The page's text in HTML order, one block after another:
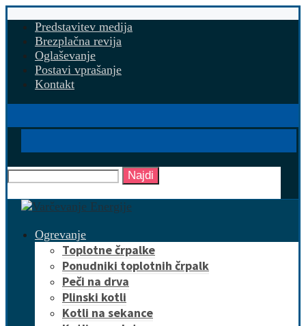
Predstavitev medija
Brezplačna revija
Oglaševanje
Postavi vprašanje
Kontakt
Najdi
Ogrevanje
Toplotne črpalke
Ponudniki toplotnih črpalk
Peči na drva
Plinski kotli
Kotli na sekance